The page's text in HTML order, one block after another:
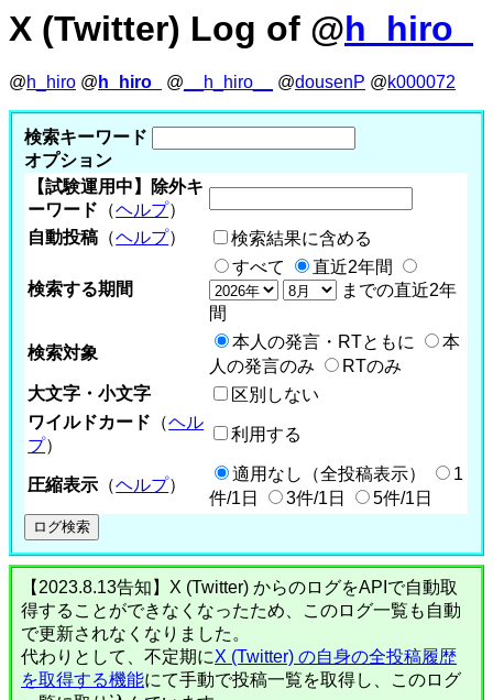
X (Twitter) Log of @h_hiro_
@h_hiro @ h_hiro_ @ __h_hiro__ @dousenP @k000072
検索キーワード
オプション
【試験運用中】除外キ
ーワード （ヘルプ）
自動投稿 （ヘルプ） 検索結果に含める
検索する期間
すべて
直近2年間
までの直近2年
間
検索対象
本人の発言・RTともに
本
人の発言のみ
RTのみ
大文字・小文字
区別しない
ワイルドカード （ヘル
プ）
利用する
圧縮表示 （ヘルプ）
適用なし（全投稿表示）
1
件/1日
3件/1日 5件/1日
【2023.8.13告知】X (Twitter) からのログをAPIで自動取
得することができなくなったため、このログ一覧も自動
で更新されなくなりました。
代わりとして、不定期にX (Twitter) の自身の全投稿履歴
を取得する機能にて手動で投稿一覧を取得し、このログ